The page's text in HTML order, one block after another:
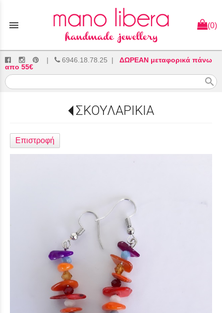
menu (0)
| 6946.18.78.25 | ΔΩΡΕΑΝ μεταφορικά πάνω
απο 55€
search
ΣΚΟΥΛΑΡΙΚΙΑ
Επιστροφή